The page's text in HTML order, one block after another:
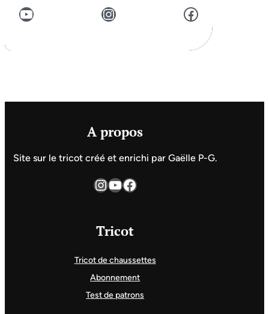
YouTube Instagram Facebook
A propos
Site sur le tricot créé et enrichi par Gaëlle P-G.
InstagramYouTube Facebook
Tricot
Tricot de chaussettes
Abonnement
Test de patrons